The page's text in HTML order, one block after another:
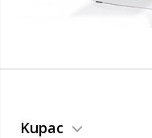
Kupac